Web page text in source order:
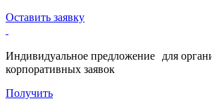
Оставить заявку
Индивидуальное предложение для
корпоративных заявок
Получить